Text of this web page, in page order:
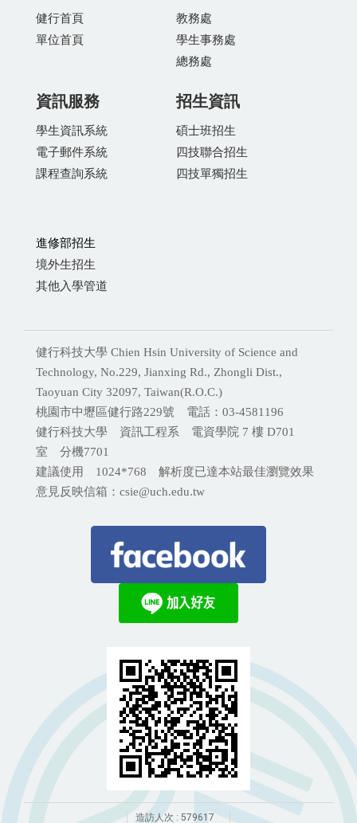
健行首頁
單位首頁
教務處
學生事務處
總務處
資訊服務
學生資訊系統
電子郵件系統
課程查詢系統
招生資訊
碩士班招生
四技聯合招生
四技單獨招生
進修部招生
境外生招生
其他入學管道
健行科技大學 Chien Hsin University of Science and
Technology, No.229, Jianxing Rd., Zhongli Dist.,
Taoyuan City 32097, Taiwan(R.O.C.)
桃園市中壢區健行路229號 電話：03-4581196
健行科技大學 資訊工程系 電資學院 7 樓 D701
室 分機7701
建議使用 1024*768 解析度已達本站最佳瀏覽效果
意見反映信箱：csie@uch.edu.tw
造訪人次 : 579617